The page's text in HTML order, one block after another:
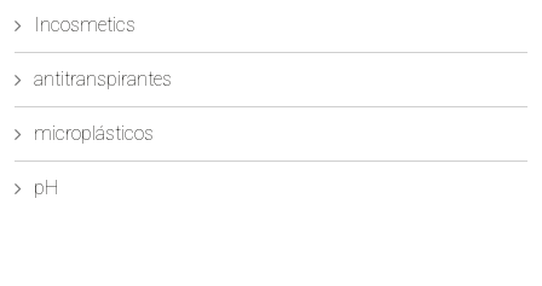
Incosmetics
antitranspirantes
microplásticos
pH